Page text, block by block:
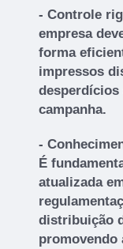
- Controle
empresa
forma
impressos
desperdícios
campanha.
-
É
atualizada
distribuição
promovendo